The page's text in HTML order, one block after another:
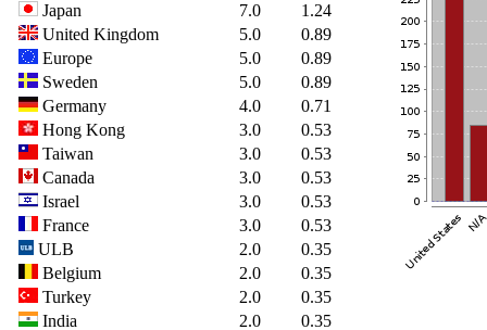
Japan
7.0
1.24
United Kingdom
5.0
0.89
Europe
5.0
0.89
Sweden
5.0
0.89
Germany
4.0
0.71
Hong Kong
3.0
0.53
Taiwan
3.0
0.53
Canada
3.0
0.53
Israel
3.0
0.53
France
3.0
0.53
ULB
2.0
0.35
Belgium
2.0
0.35
Turkey
2.0
0.35
India
2.0
0.35